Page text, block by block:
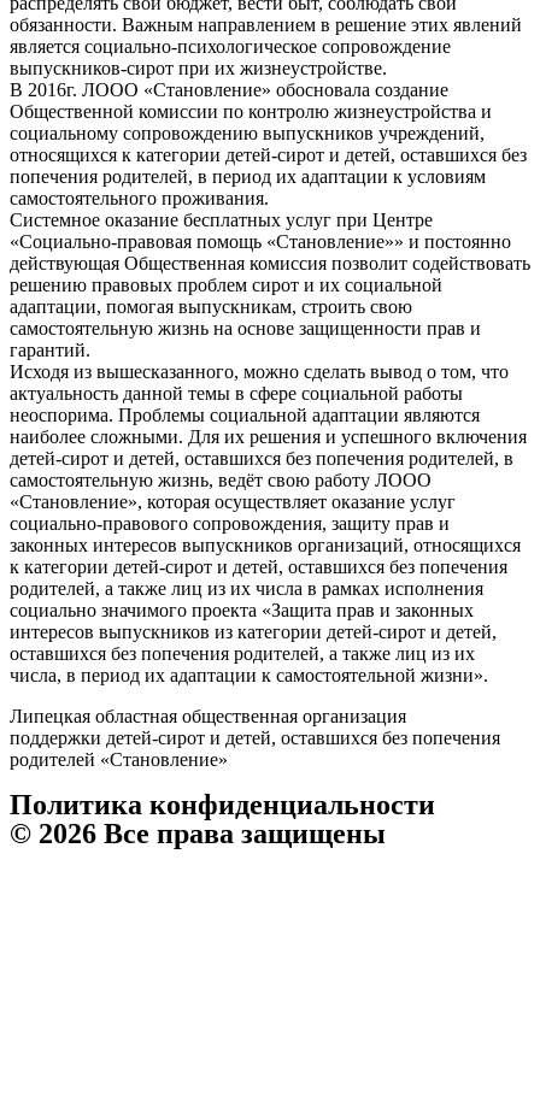
обязанности. Важным направлением в решение этих явлений
является социально-психологическое сопровождение
выпускников-сирот при их жизнеустройстве.
В 2016г. ЛООО «Становление» обосновала создание
Общественной комиссии по контролю жизнеустройства и
социальному сопровождению выпускников учреждений,
относящихся к категории детей-сирот и детей, оставшихся без
попечения родителей, в период их адаптации к условиям
самостоятельного проживания.
Системное оказание бесплатных услуг при Центре
«Социально-правовая помощь «Становление»» и постоянно
действующая Общественная комиссия позволит содействовать
решению правовых проблем сирот и их социальной
адаптации, помогая выпускникам, строить свою
самостоятельную жизнь на основе защищенности прав и
гарантий.
Исходя из вышесказанного, можно сделать вывод о том, что
актуальность данной темы в сфере социальной работы
неоспорима. Проблемы социальной адаптации являются
наиболее сложными. Для их решения и успешного включения
детей-сирот и детей, оставшихся без попечения родителей, в
самостоятельную жизнь, ведёт свою работу ЛООО
«Становление», которая осуществляет оказание услуг
социально-правового сопровождения, защиту прав и
законных интересов выпускников организаций, относящихся
к категории детей-сирот и детей, оставшихся без попечения
родителей, а также лиц из их числа в рамках исполнения
социально значимого проекта «Защита прав и законных
интересов выпускников из категории детей-сирот и детей,
оставшихся без попечения родителей, а также лиц из их
числа, в период их адаптации к самостоятельной жизни».
Липецкая областная общественная организация
поддержки детей-сирот и детей, оставшихся без попечения
родителей «Становление»
Политика конфиденциальности
© 2026 Все права защищены